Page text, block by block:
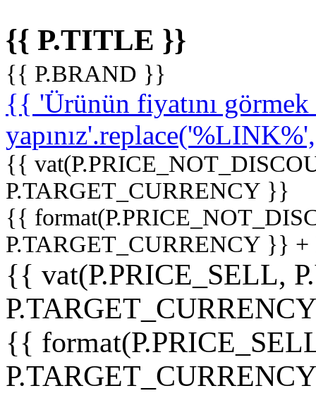
{{ P.TITLE }}
{{ P.BRAND }}
{{ 'Ürünün fiyatını
{{
P.TARGET_CURRENCY }}
{{
P.TARGET_CURRENCY }}
{{ vat(P.PRICE_SELL,
{{